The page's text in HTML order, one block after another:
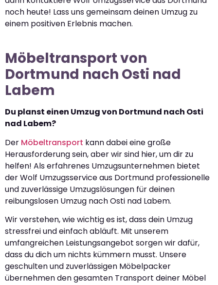
noch heute! Lass uns gemeinsam deinen Umzug zu
einem positiven Erlebnis machen.
Möbeltransport von
Dortmund nach Osti nad
Labem
Du planst einen Umzug von Dortmund nach Osti
nad Labem?
Der Möbeltransport kann dabei eine große
Herausforderung sein, aber wir sind hier, um dir zu
helfen! Als erfahrenes Umzugsunternehmen bietet
der Wolf Umzugsservice aus Dortmund professionelle
und zuverlässige Umzugslösungen für deinen
reibungslosen Umzug nach Osti nad Labem.
Wir verstehen, wie wichtig es ist, dass dein Umzug
stressfrei und einfach abläuft. Mit unserem
umfangreichen Leistungsangebot sorgen wir dafür,
dass du dich um nichts kümmern musst. Unsere
geschulten und zuverlässigen Möbelpacker
übernehmen den gesamten Transport deiner Möbel